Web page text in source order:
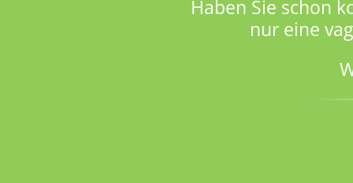
Haben Sie schon
nur eine